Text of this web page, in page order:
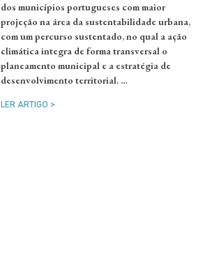
dos municípios portugueses com maior
projeção na área da sustentabilidade urbana,
com um percurso sustentado, no qual a ação
climática integra de forma transversal o
planeamento municipal e a estratégia de
desenvolvimento territorial. …
LER ARTIGO >